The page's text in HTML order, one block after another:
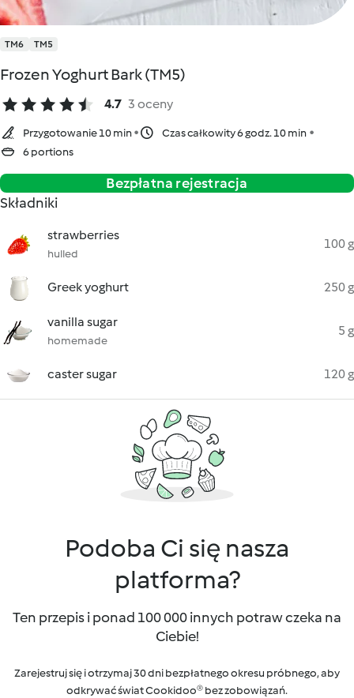
TM6 TM5
Frozen Yoghurt Bark (TM5)
4.7 3 oceny
Przygotowanie 10 min
Czas całkowity 6 godz. 10 min
6 portions
Bezpłatna rejestracja
Składniki
strawberries
hulled
100 g
Greek yoghurt 250 g
vanilla sugar
homemade
5 g
caster sugar 120 g
Podoba Ci się nasza
platforma?
Ten przepis i ponad 100 000 innych potraw czeka na
Ciebie!
Zarejestruj się i otrzymaj 30 dni bezpłatnego okresu próbnego, aby
odkrywać świat Cookidoo® bez zobowiązań.